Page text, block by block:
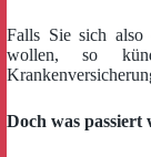
Falls Sie sich also
wollen, so
Doch was passiert